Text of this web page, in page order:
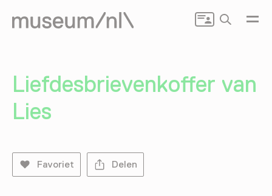
Zoeken
Liefdesbrievenkoffer van
Lies
Favoriet Delen